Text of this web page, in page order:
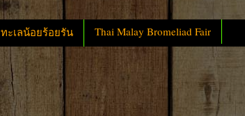
ทะเลน้อยร้อยรัน Thai Malay Bromeliad Fair